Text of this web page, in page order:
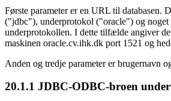
Første parameter er en URL til databasen.
("jdbc"), underprotokol ("oracle") og noget
underprotokollen. I dette tilfælde angiver
maskinen oracle.cv.ihk.dk port 1521 og
Anden og tredje parameter er brugernavn
20.1.1 JDBC-ODBC-broen